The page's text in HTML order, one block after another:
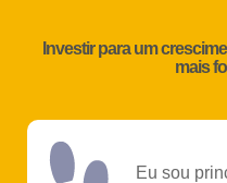
Investir para um
mais
Eu sou